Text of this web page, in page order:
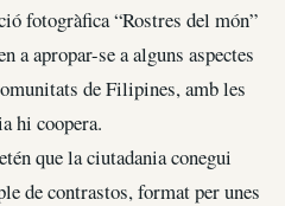
fotogràfica “Rostres del món”
a apropar-se a alguns aspectes
de Filipines, amb les
hi coopera.
que la ciutadania conegui
de contrastos, format per unes